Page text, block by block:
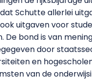
Schutte allerlei
uitgaven voor
De bond is van
door
en
van de